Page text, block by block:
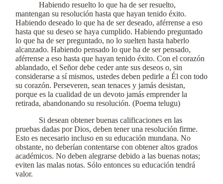
Habiendo resuelto lo que ha de ser resuelto,
mantengan su resolución hasta que hayan tenido éxito.
Habiendo deseado lo que ha de ser deseado, aférrense a eso
hasta que su deseo se haya cumplido. Habiendo preguntado
lo que ha de ser preguntado, no lo suelten hasta haberlo
alcanzado. Habiendo pensado lo que ha de ser pensado,
aférrense a eso hasta que hayan tenido éxito. Con el corazón
ablandado, el Señor debe ceder ante sus deseos o, sin
considerarse a sí mismos, ustedes deben pedirle a Él con todo
su corazón. Perseveren, sean tenaces y jamás desistan,
porque es la cualidad de un devoto jamás emprender la
retirada, abandonando su resolución. (Poema telugu)
Si desean obtener buenas calificaciones en las
pruebas dadas por Dios, deben tener una resolución firme.
Esto es necesario incluso en su educación mundana. No
obstante, no deberían contentarse con obtener altos grados
académicos. No deben alegrarse debido a las buenas notas;
eviten las malas notas. Sólo entonces su educación tendrá
valor.